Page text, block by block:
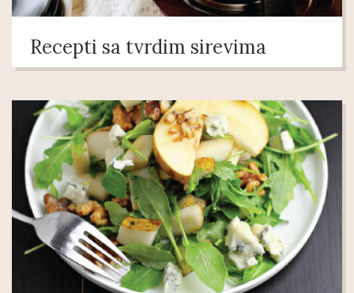
Recepti sa tvrdim sirevima